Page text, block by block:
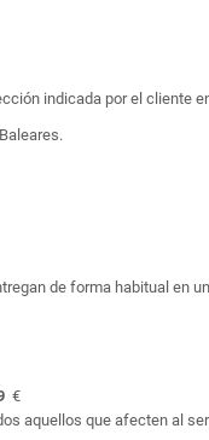
indicada por el cliente
de forma habitual en
€
aquellos que afecten al